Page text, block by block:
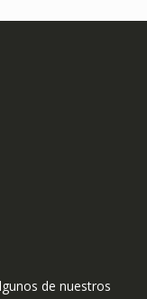
de nuestros